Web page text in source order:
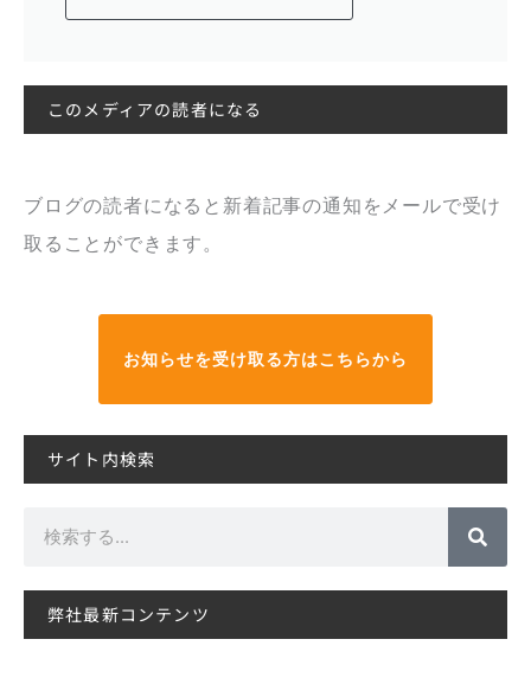
このメディアの読者になる
ブログの読者になると新着記事の通知をメールで受け
取ることができます。
お知らせを受け取る方はこちらから
サイト内検索
弊社最新コンテンツ